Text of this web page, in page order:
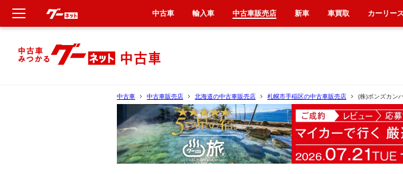
中古車 中古車販売店 北海道の中古車販売店 札幌市手稲区の中古車販売店 (株)ボンズカン
中古車 輸入車 中古車販売店 新車 車買取 カーリース
新車